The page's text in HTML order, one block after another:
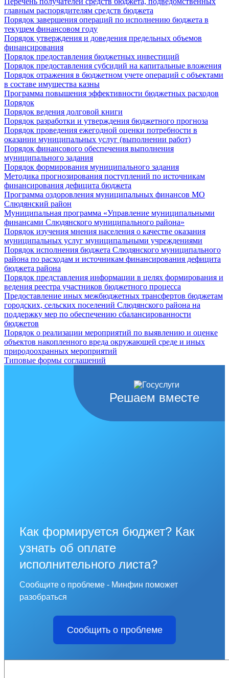
главным распорядителям средств бюджета
Порядок завершения операций по исполнению бюджета в
текущем финансовом году
Порядок утверждения и доведения предельных объемов
финансирования
Порядок предоставления бюджетных инвестиций
Порядок предоставления субсидий на капитальные вложения
Порядок отражения в бюджетном учете операций с объектами
в составе имущества казны
Программа повышения эффективности бюджетных расходов
Порядок
Порядок ведения долговой книги
Порядок разработки и утверждения бюджетного прогноза
Порядок проведения ежегодной оценки потребности в
оказании муниципальных услуг (выполнении работ)
Порядок финансового обеспечения выполнения
муниципального задания
Порядок формирования муниципального задания
Методика прогнозирования поступлений по источникам
финансирования дефицита бюджета
Программа оздоровления муниципальных финансов МО
Слюдянский район
Муниципальная программа «Управление муниципальными
финансами Слюдянского муниципального района»
Порядок изучения мнения населения о качестве оказания
муниципальных услуг муниципальными учреждениями
Порядок исполнения бюджета Слюдянского муниципального
района по расходам и источникам финансирования дефицита
бюджета района
Порядок представления информации в целях формирования и
ведения реестра участников бюджетного процесса
Предоставление иных межбюджетных трансфертов бюджетам
городских, сельских поселений Слюдянского района на
поддержку мер по обеспечению сбалансированности
бюджетов
Порядок о реализации мероприятий по выявлению и оценке
объектов накопленного вреда окружающей среде и иных
природоохранных мероприятий
Типовые формы соглашений
Решаем вместе
Как формируется бюджет? Как
узнать об оплате
исполнительного листа?
Сообщите о проблеме - Минфин поможет
разобраться
Сообщить о проблеме